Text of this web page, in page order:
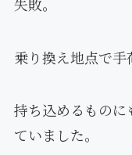
乗り換え地点で
持ち込めるもの
ていました。